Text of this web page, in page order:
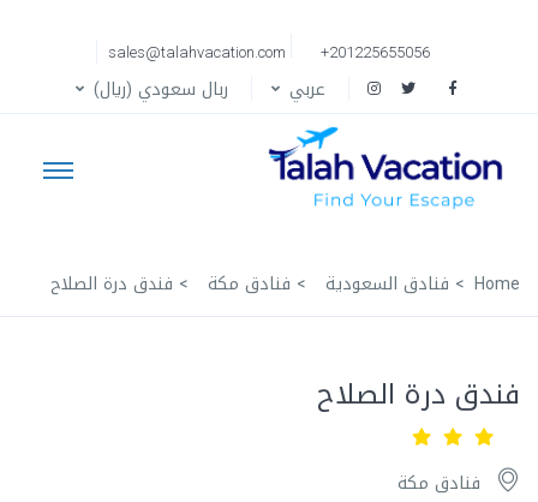
+201225655056
sales@talahvacation.com
عربي ربال سعودي (ريال)
Home فنادق السعودية فنادق مكة فندق درة الصلاح
فندق درة الصلاح
فنادق مكة